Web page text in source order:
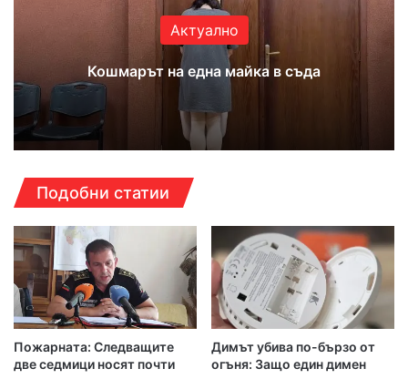
Актуално
Кошмарът на една майка в съда
Подобни статии
Пожарната: Следващите
две седмици носят почти
Димът убива по-бързо от
огъня: Защо един димен